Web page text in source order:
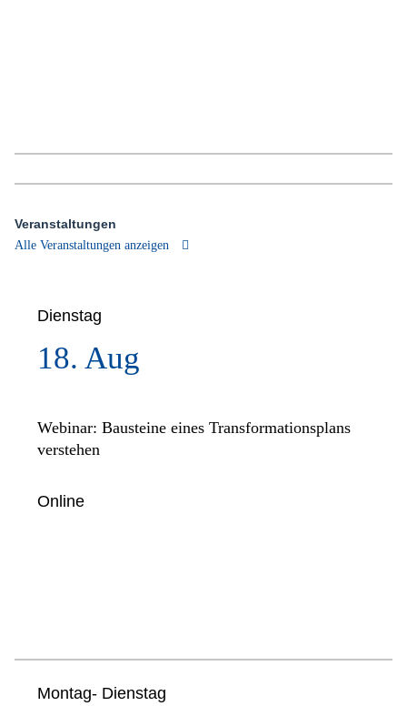
Veranstaltungen
Alle Veranstaltungen anzeigen
Dienstag
18. Aug
Webinar: Bausteine eines Transformationsplans
verstehen
Online
Montag- Dienstag